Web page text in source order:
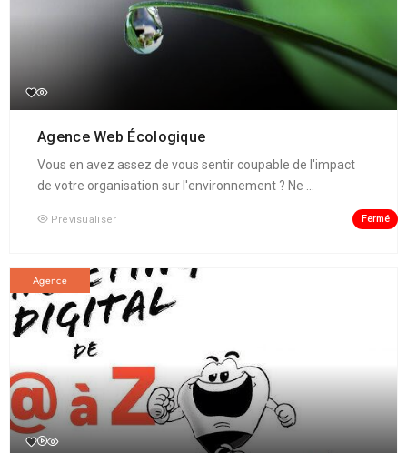
Agence Web Écologique
Vous en avez assez de vous sentir coupable de l'impact
de votre organisation sur l'environnement ? Ne ...
Prévisualiser Fermé
Agence